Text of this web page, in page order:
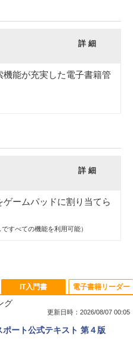
詳 細
能が充実した電子書籍管
詳 細
ームパッドに割り当てら
すべての機能を利用可能）
MacBook Neo A18 Proチッ
トカード - 800 Robux 【限
IT入門書
グ
更新日時：2026/08/07 00:05
ポート公式テキスト 第４版
電子書籍リーダー